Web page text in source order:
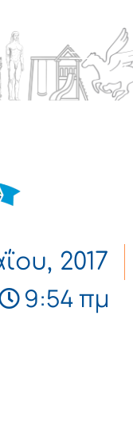
2017
9:54 πμ